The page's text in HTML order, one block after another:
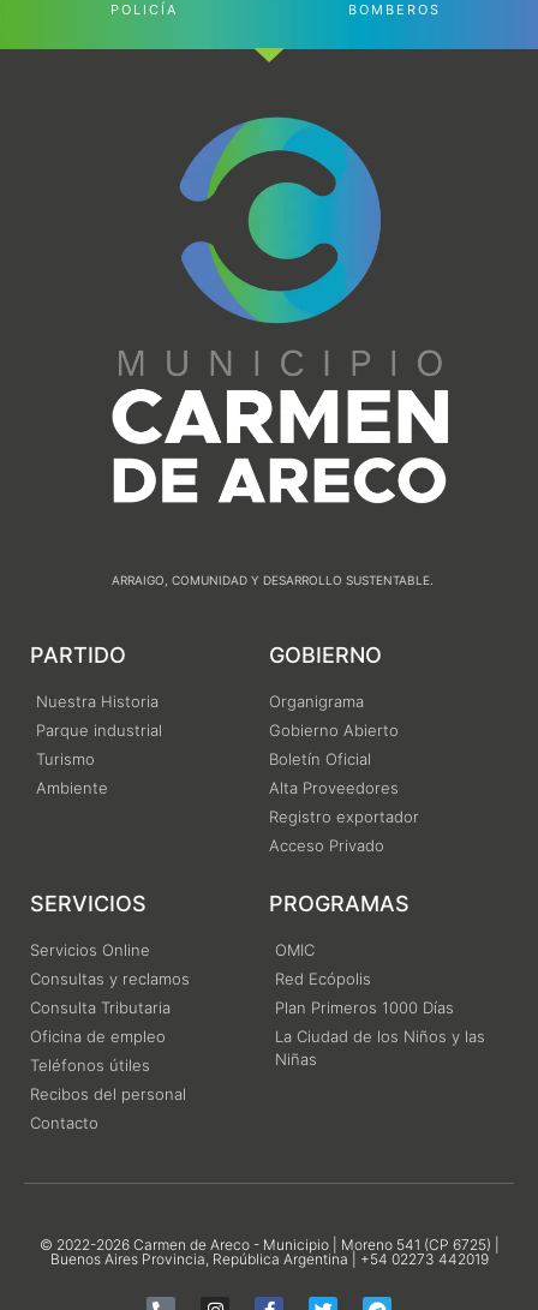
POLICÍA BOMBEROS
ARRAIGO, COMUNIDAD Y DESARROLLO SUSTENTABLE.
PARTIDO
Nuestra Historia
Parque industrial
Turismo
Ambiente
GOBIERNO
Organigrama
Gobierno Abierto
Boletín Oficial
Alta Proveedores
Registro exportador
Acceso Privado
SERVICIOS
Servicios Online
Consultas y reclamos
Consulta Tributaria
Oficina de empleo
Teléfonos útiles
Recibos del personal
Contacto
PROGRAMAS
OMIC
Red Ecópolis
Plan Primeros 1000 Días
La Ciudad de los Niños y las
Niñas
© 2022-2026 Carmen de Areco - Municipio | Moreno 541 (CP 6725) |
Buenos Aires Provincia, República Argentina | +54 02273 442019